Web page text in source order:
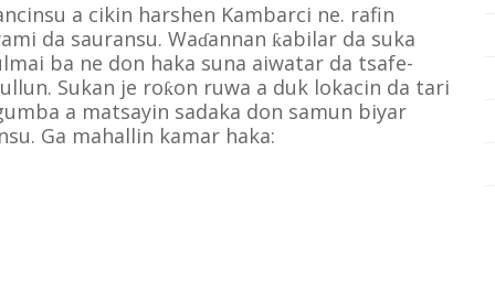
a cikin harshen Kambarci ne. rafin
da sauransu. Waɗannan ƙabilar da suka
ba ne don haka suna aiwatar da tsafe-
Sukan je roƙon ruwa a duk lokacin da tari
a matsayin sadaka don samun biyar
Ga mahallin kamar haka: